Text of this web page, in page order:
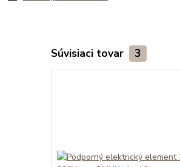
Súvisiaci tovar 3